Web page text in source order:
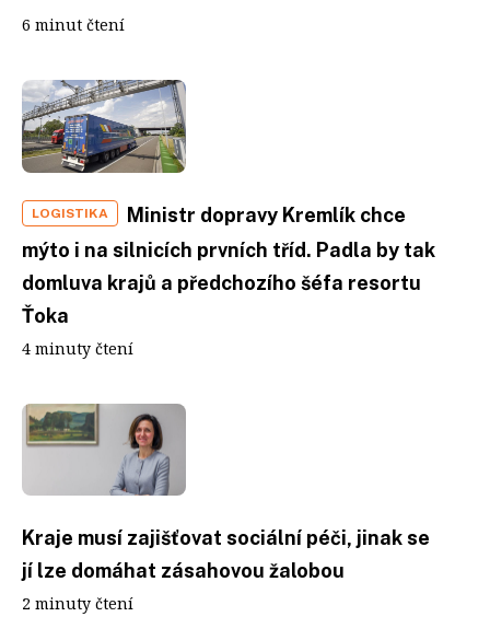
6 minut čtení
LOGISTIKA
Ministr dopravy Kremlík chce
mýto i na silnicích prvních tříd. Padla by tak
domluva krajů a předchozího šéfa resortu
Ťoka
4 minuty čtení
Kraje musí zajišťovat sociální péči, jinak se
jí lze domáhat zásahovou žalobou
2 minuty čtení